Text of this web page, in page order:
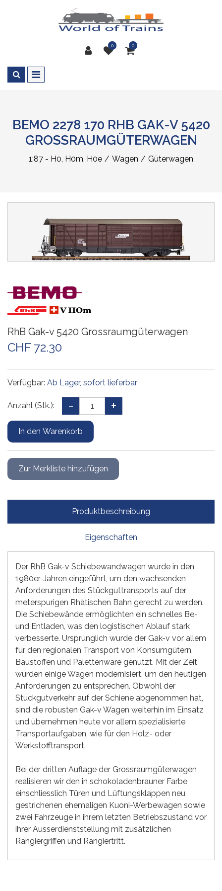
0 0
BEMO 2278 170 RHB GAK-V 5420
GROSSRAUMGÜTERWAGEN
1:87 - H0, H0m, H0e Wagen Güterwagen
RhB Gak-v 5420 Grossraumgüterwagen
CHF 72.30
Verfügbar: Ab Lager, sofort lieferbar
Anzahl (Stk.):
Produktbeschreibung
Eigenschaften
Der RhB Gak-v Schiebewandwagen wurde in den
1980er-Jahren eingeführt, um den wachsenden
Anforderungen des Stückguttransports auf der
meterspurigen Rhätischen Bahn gerecht zu werden.
Die Schiebewände ermöglichten ein schnelles Be-
und Entladen, was den logistischen Ablauf stark
verbesserte. Ursprünglich wurde der Gak-v vor allem
für den regionalen Transport von Konsumgütern,
Baustoffen und Palettenware genutzt. Mit der Zeit
wurden einige Wagen modernisiert, um den heutigen
Anforderungen zu entsprechen. Obwohl der
Stückgutverkehr auf der Schiene abgenommen hat,
sind die robusten Gak-v Wagen weiterhin im Einsatz
und übernehmen heute vor allem spezialisierte
Transportaufgaben, wie für den Holz- oder
Werkstofftransport.
Bei der dritten Auflage der Grossraumgüterwagen
realisieren wir den in schokoladenbrauner Farbe
einschliesslich Türen und Lüftungsklappen neu
gestrichenen ehemaligen Kuoni-Werbewagen sowie
zwei Fahrzeuge in ihrem letzten Betriebszustand vor
ihrer Ausserdienststellung mit zusätzlichen
Rangiergriffen und Rangiertritt.